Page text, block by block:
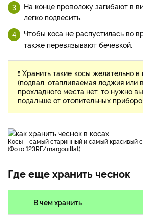
На конце проволоку загибают в
легко подвесить.
Чтобы коса не распустилась во
также перевязывают бечевкой.
❗ Хранить такие косы желательно
(подвал, отапливаемая лоджия или
прохладного места нет, то нужно
подальше от отопительных
Косы – самый старинный и самый красивый способ хранения чеснока
(Фото 123RF/margouillat)
Где еще хранить чеснок
В чем хранить